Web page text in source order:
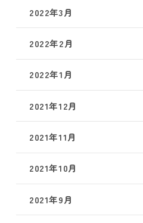
2022年3月
2022年2月
2022年1月
2021年12月
2021年11月
2021年10月
2021年9月